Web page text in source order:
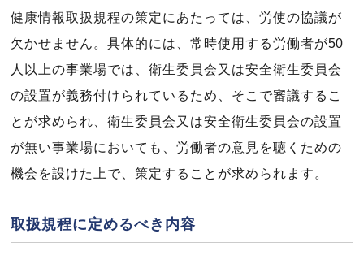
健康情報取扱規程の策定にあたっては、労使の協議が
欠かせません。具体的には、常時使用する労働者が50
人以上の事業場では、衛生委員会又は安全衛生委員会
の設置が義務付けられているため、そこで審議するこ
とが求められ、衛生委員会又は安全衛生委員会の設置
が無い事業場においても、労働者の意見を聴くための
機会を設けた上で、策定することが求められます。
取扱規程に定めるべき内容